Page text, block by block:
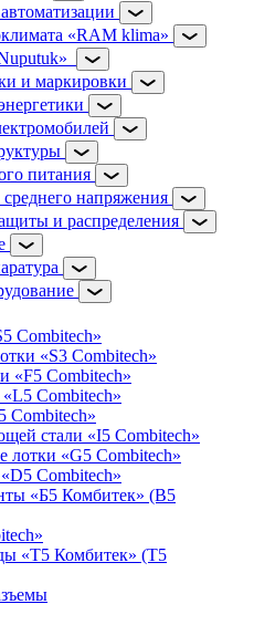
«RAM klima»
и маркировки
питания
напряжения
и распределения
Combitech»
«S3 Combitech»
«F5 Combitech»
Combitech»
Combitech»
стали «I5 Combitech»
лотки «G5 Combitech»
Combitech»
«Б5 Комбитек» (B5
«Т5 Комбитек» (T5